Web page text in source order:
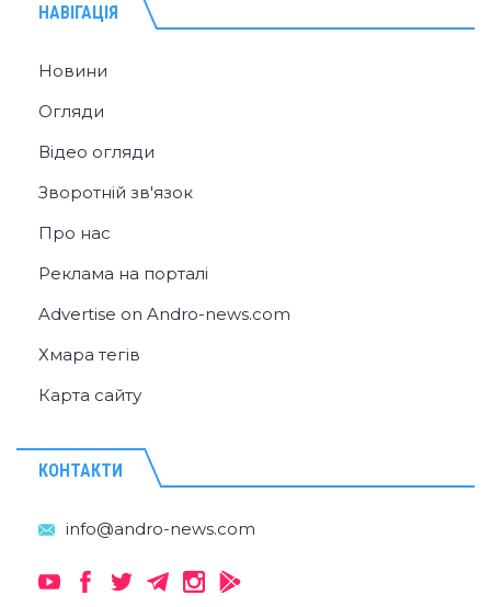
НАВІГАЦІЯ
Новини
Огляди
Відео огляди
Зворотній зв'язок
Про нас
Реклама на порталі
Advertise on Andro-news.com
Хмара тегів
Карта сайту
КОНТАКТИ